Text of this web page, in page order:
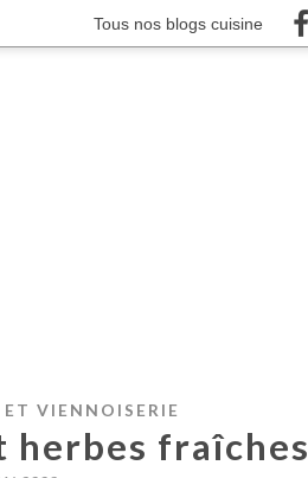
Tous nos blogs cuisine
VIENNOISERIE
herbes fraîches